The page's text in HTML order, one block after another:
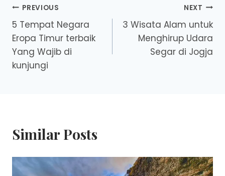
Post
navigation
PREVIOUS
5 Tempat Negara
Eropa Timur terbaik
Yang Wajib di
kunjungi
NEXT
3 Wisata Alam untuk
Menghirup Udara
Segar di Jogja
Similar Posts